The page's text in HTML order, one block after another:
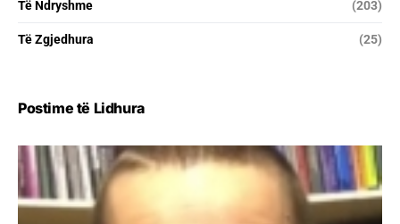
Të Ndryshme (203)
Të Zgjedhura (25)
Postime të Lidhura